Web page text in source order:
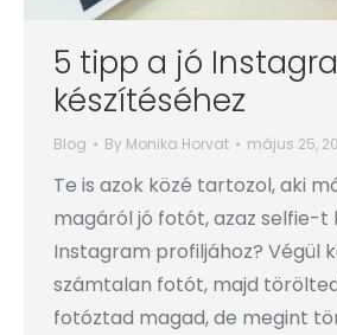
5 tipp a jó
készítéséhez
Blog By Monika Horvat május 25,
Te is azok közé tartozol, aki
magáról jó fotót, azaz selfie-t
Instagram profiljához? Végül
számtalan fotót, majd
fotóztad magad, de megint